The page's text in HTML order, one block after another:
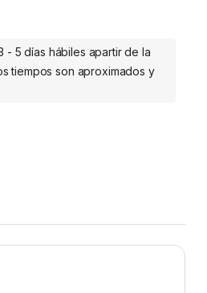
- 5 días hábiles apartir de la
tiempos son aproximados y